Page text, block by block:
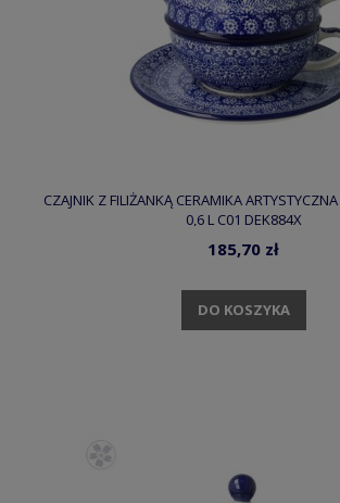
CZAJNIK Z FILIŻANKĄ CERAMIKA
0,6 L C01 DEK884X
185,70 zł
DO KOSZYKA